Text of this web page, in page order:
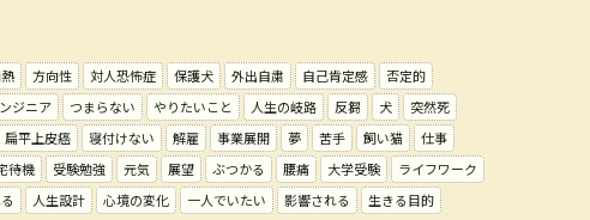
方向性 対人恐怖症 保護犬 外出自粛 自己肯定感
否定的
ジニア つまらない やりたいこと 人生の岐路 反芻 犬
突然死
扁平上皮癌 寝付けない 解雇 事業展開 夢 苦手 飼い猫
仕事
待機 受験勉強 元気 展望 ぶつかる 腰痛 大学受験
ライフワーク
人生設計 心境の変化 一人でいたい 影響される 生きる目的